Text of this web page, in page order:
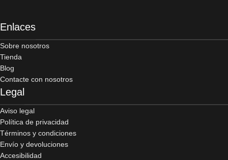
Enlaces
Sobre nosotros
Tienda
Blog
Contacte con nosotros
Legal
Aviso legal
Política de privacidad
Términos y condiciones
Envío y devoluciones
Accesibilidad